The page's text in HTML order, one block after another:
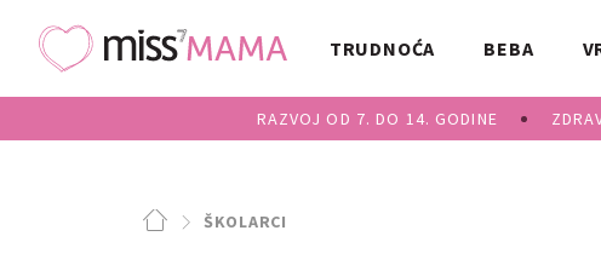
TRUDNOĆA BEBA
RAZVOJ OD 7. DO 14. GODINE
ŠKOLARCI